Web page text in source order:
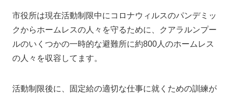
市役所は現在活動制限中にコロナウィルスのパンデミッ
クからホームレスの人々を守るために、クアラルンプー
ルのいくつかの一時的な避難所に約800人のホームレス
の人々を収容してます。
活動制限後に、固定給の適切な仕事に就くための訓練が